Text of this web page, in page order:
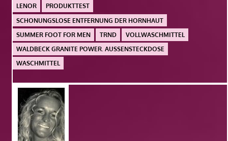
LENOR
PRODUKTTEST
SCHONUNGSLOSE ENTFERNUNG DER HORNHAUT
SUMMER FOOT FOR MEN
TRND
VOLLWASCHMITTEL
WALDBECK GRANITE POWER. AUSSENSTECKDOSE
WASCHMITTEL